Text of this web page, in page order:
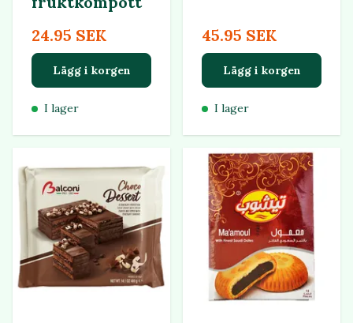
24.95 SEK
Lägg i korgen
I lager
45.95 SEK
Lägg i korgen
I lager